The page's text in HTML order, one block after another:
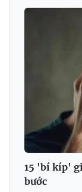
15 'bí kíp'
bước